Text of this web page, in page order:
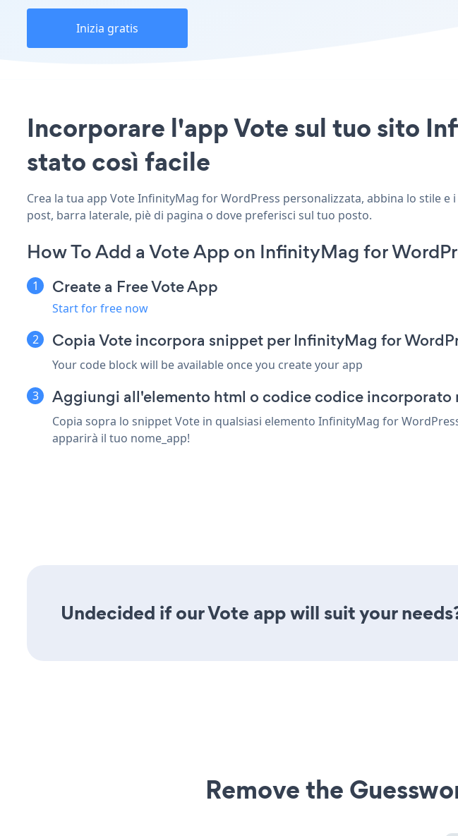
Inizia gratis
Incorporare l'app Vote sul tuo sito
stato così facile
Crea la tua app Vote InfinityMag for WordPress personalizzata, abbina lo stile
post, barra laterale, piè di pagina o dove preferisci sul tuo posto.
How To Add a Vote App on InfinityMag for
Create a Free Vote App
Start for free now
Copia Vote incorpora snippet per InfinityMag for
Your code block will be available once you create your app
Aggiungi all'elemento html o codice codice
Copia sopra lo snippet Vote in qualsiasi elemento InfinityMag for
apparirà il tuo nome_app!
Undecided if our Vote app will suit your
Remove the